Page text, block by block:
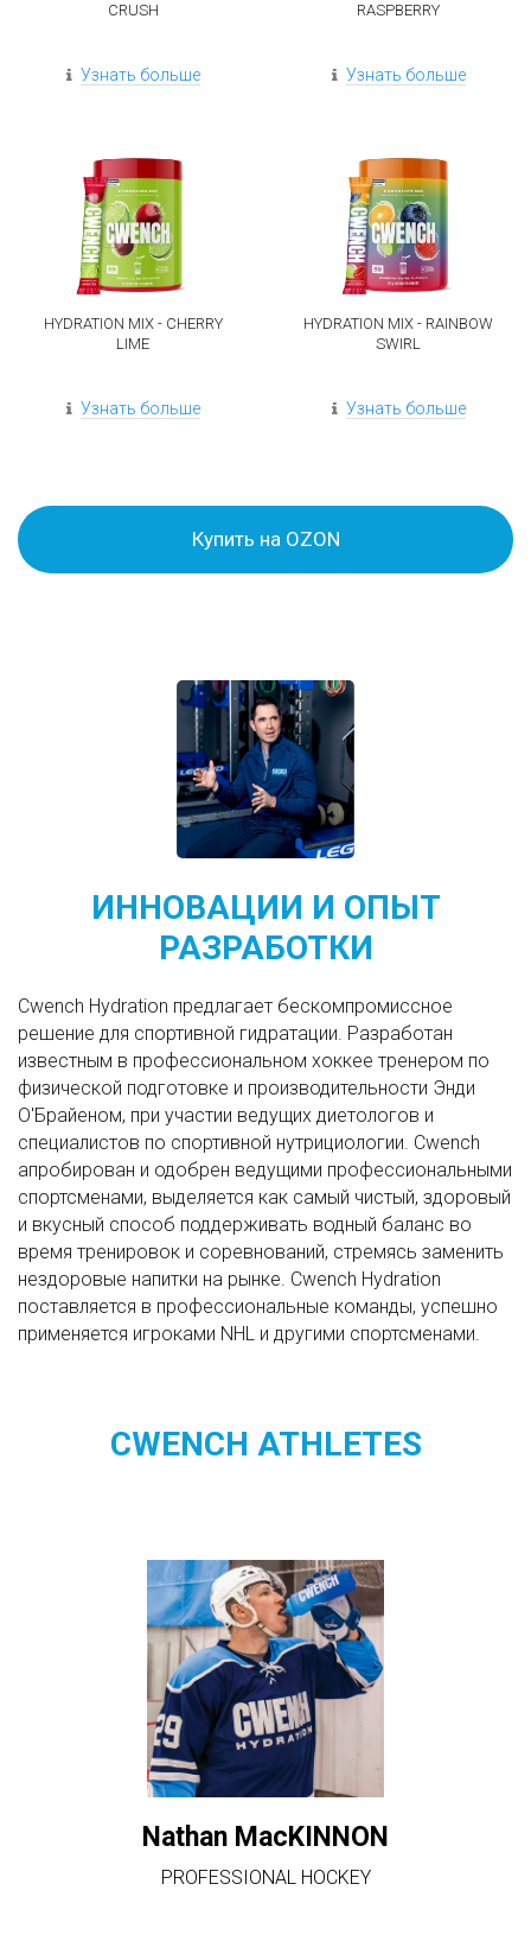
CRUSH
Узнать больше
RASPBERRY
Узнать больше
HYDRATION MIX - CHERRY
LIME
Узнать больше
HYDRATION MIX - RAINBOW
SWIRL
Узнать больше
Купить на OZON
ИННОВАЦИИ И ОПЫТ
РАЗРАБОТКИ
Cwench Hydration предлагает бескомпромиссное
решение для спортивной гидратации. Разработан
известным в профессиональном хоккее тренером по
физической подготовке и производительности Энди
О'Брайеном, при участии ведущих диетологов и
специалистов по спортивной нутрициологии. Cwench
апробирован и одобрен ведущими профессиональными
спортсменами, выделяется как самый чистый, здоровый
и вкусный способ поддерживать водный баланс во
время тренировок и соревнований, стремясь заменить
нездоровые напитки на рынке. Cwench Hydration
поставляется в профессиональные команды, успешно
применяется игроками NHL и другими спортсменами.
CWENCH ATHLETES
Nathan MacKINNON
PROFESSIONAL HOCKEY